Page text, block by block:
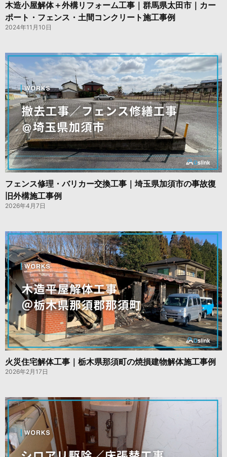
木造小屋解体＋外構リフォーム工事｜群馬県太田市｜カー
ポート・フェンス・土間コンクリート施工事例
2024年11月10日
フェンス修理・バリカー交換工事｜埼玉県加須市の事故復
旧外構施工事例
2026年4月7日
火災住宅解体工事｜栃木県那須町の焼損建物解体施工事例
2026年2月17日